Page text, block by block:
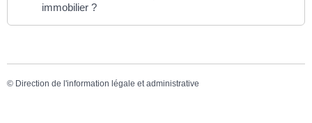
immobilier ?
© Direction de l'information légale et administrative